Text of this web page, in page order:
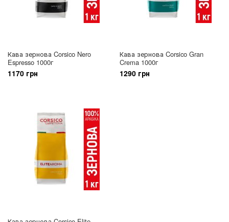
Кава зернова Corsico Nero
Espresso 1000г
1170 грн
Кава зернова Corsico Gran
Crema 1000г
1290 грн